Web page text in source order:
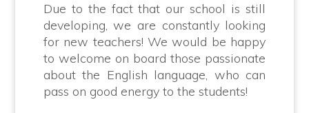
Due to the fact that our school is still
developing, we are constantly looking
for new teachers! We would be happy
to welcome on board those passionate
about the English language, who can
pass on good energy to the students!